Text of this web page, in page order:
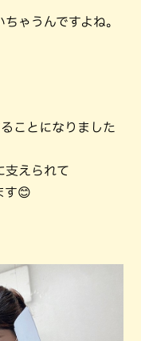
ゃうんですよね。
ことになりました
支えられて
す😊